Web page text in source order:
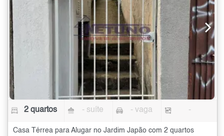
2 quartos - suíte - vaga -
Casa Térrea para Alugar no Jardim Japão com 2 quartos